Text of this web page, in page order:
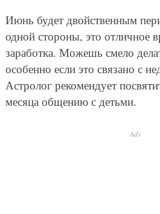
Июнь будет двойственным
одной стороны, это отличное
заработка. Можешь смело
особенно если это связано с
Астролог рекомендует
месяца общению с детьми.
Ads